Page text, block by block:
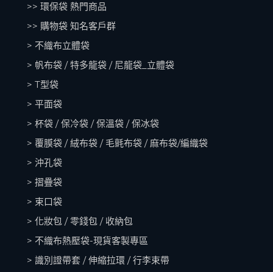
>> 環保袋 熱門商品
>> 購物袋 知名客戶群
> 不織布立體袋
> 帆布袋 / 特多龍袋 / 尼龍袋_立體袋
> T型袋
> 平面袋
> 杯袋 / 保冷袋 / 保溫袋 / 保冰袋
> 覆膜袋 / 絨布袋 / 毛氈布袋 / 麻布袋/編織袋
> 沖孔袋
> 摺疊袋
> 束口袋
> 化妝包 / 零錢包 / 收納包
> 不織布熱壓袋-現貨客製專區
> 識別證帶套 / 伸縮拉環 / 行李束帶